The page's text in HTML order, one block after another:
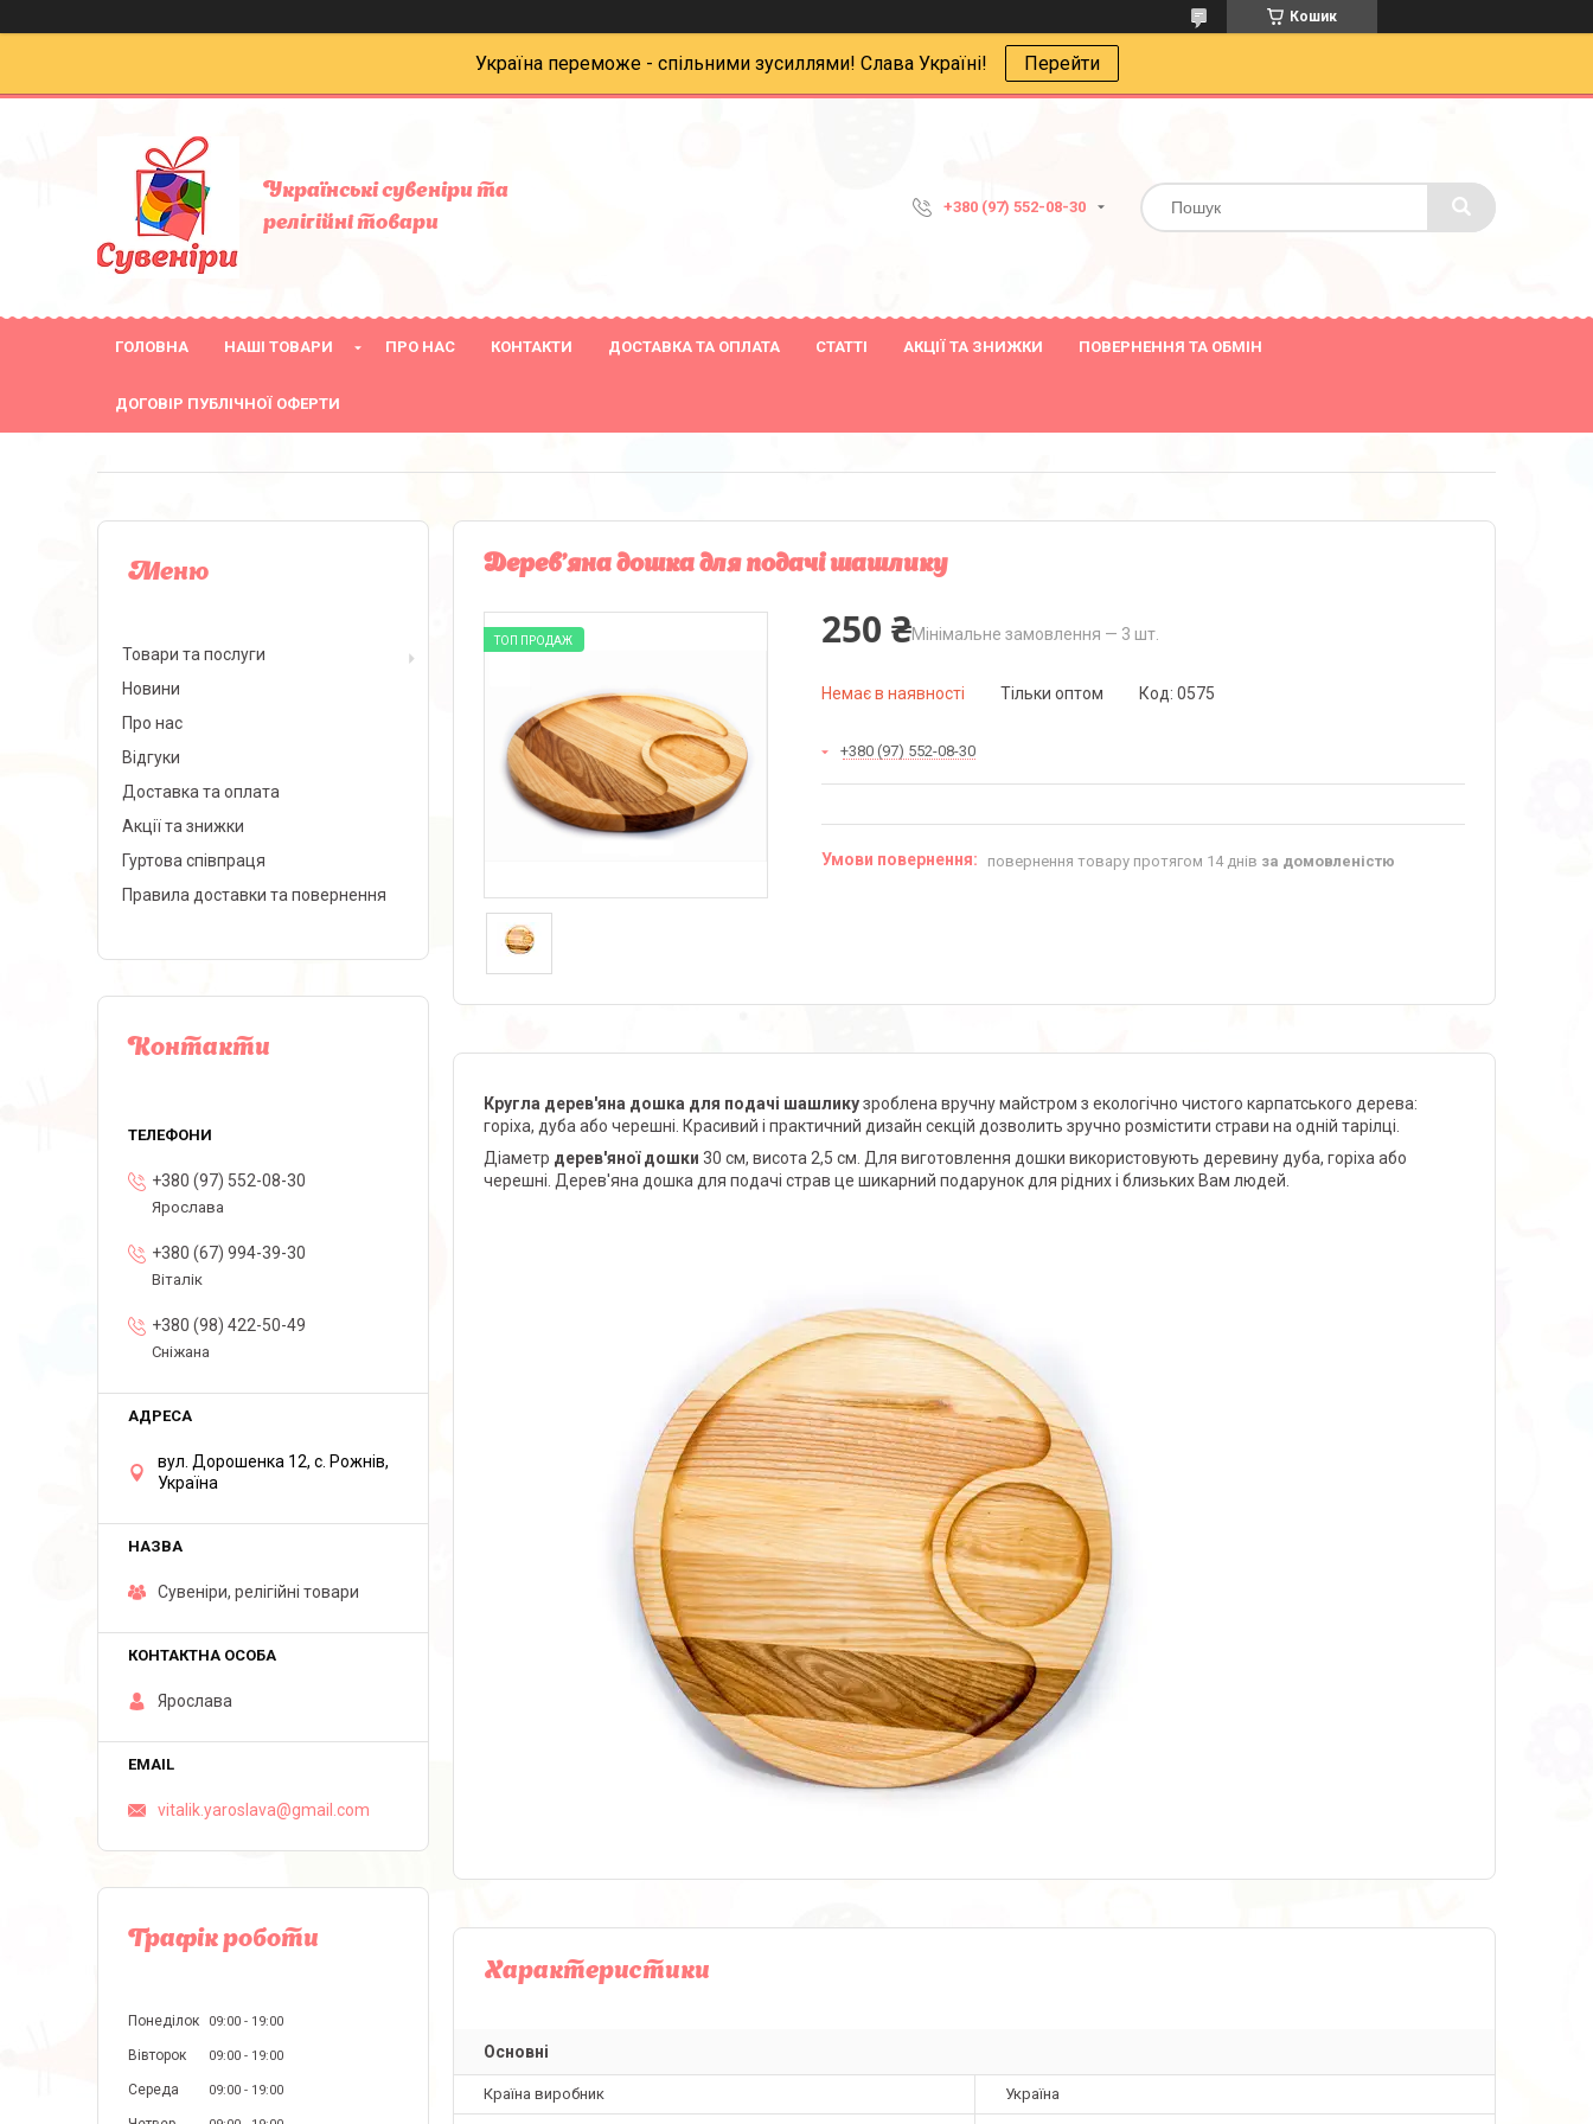
Кошик
Україна переможе - спільними зусиллями! Слава Україні! Перейти
Українські сувеніри та
релігійнi товари
+380 (97) 552-08-30
ГОЛОВНА НАШІ ТОВАРИ ПРО НАС КОНТАКТИ ДОСТАВКА ТА ОПЛАТА СТАТТІ АКЦІЇ ТА ЗНИЖКИ ПОВЕРНЕННЯ ТА ОБМІН
ДОГОВІР ПУБЛІЧНОЇ ОФЕРТИ
Дерев'яна дошка для подачі шашлику
ТОП ПРОДАЖ 250 ₴Мінімальне замовлення — 3 шт.
Немає в наявності Тільки оптом Код: 0575
+380 (97) 552-08-30
повернення товару протягом 14 днів за домовленістю
Кругла дерев'яна дошка для подачі шашликузроблена вручну майстром з екологічно чистого карпатського дерева:
горіха, дуба або черешні. Красивий і практичний дизайн секцій дозволить зручно розмістити страви на одній тарілці.
Діаметр дерев'яної дошки 30 см, висота 2,5 см. Для виготовлення дошки використовують деревину дуба, горіха або
черешні. Дерев'яна дошка для подачі страв це шикарний подарунок для рідних і близьких Вам людей.
Характеристики
Основні
Країна виробник Україна
Товари та послуги
Новини
Про нас
Відгуки
Доставка та оплата
Акції та знижки
Гуртова співпраця
Правила доставки та повернення
Контакти
+380 (97) 552-08-30
Ярослава
+380 (67) 994-39-30
Віталік
+380 (98) 422-50-49
Сніжана
вул. Дорошенка 12, с. Рожнів,
Україна
Сувеніри, релігійні товари
Ярослава
vitalik.yaroslava@gmail.com
Графік роботи
Понеділок 09:00 19:00
Вівторок 09:00 19:00
Середа 09:00 19:00